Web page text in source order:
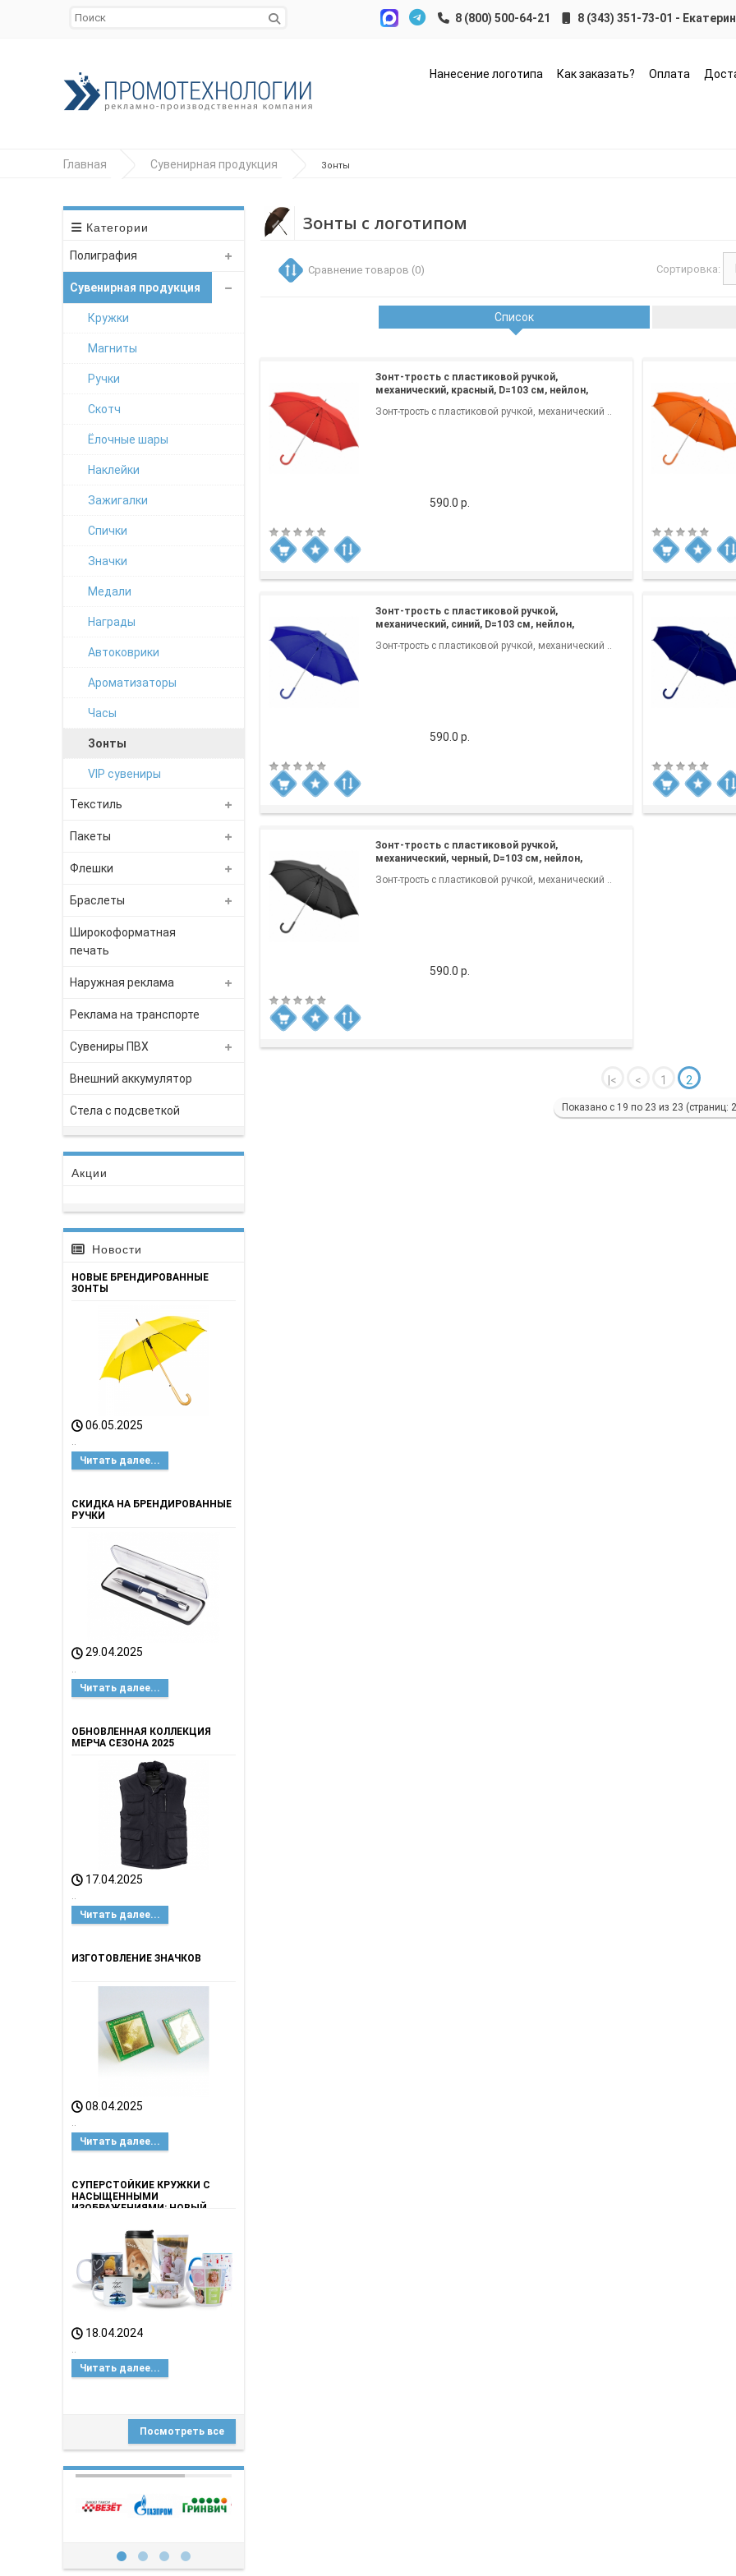
8 (343) 351-73-01 -
Нанесение логотипа Как заказать? Оплата
Главная Сувенирная продукция Зонты
Категории
Полиграфия
Сувенирная продукция
Кружки
Магниты
Ручки
Скотч
Ёлочные шары
Наклейки
Зажигалки
Спички
Значки
Медали
Награды
Автоковрики
Ароматизаторы
Часы
Зонты
VIP сувениры
Текстиль
Пакеты
Флешки
Браслеты
Широкоформатная
печать
Наружная реклама
Реклама на транспорте
Сувениры ПВХ
Внешний аккумулятор
Стела с подсветкой
Акции
Новости
НОВЫЕ БРЕНДИРОВАННЫЕ
ЗОНТЫ
06.05.2025
..
Читать далее...
СКИДКА НА БРЕНДИРОВАННЫЕ
РУЧКИ
29.04.2025
Читать далее...
ОБНОВЛЕННАЯ КОЛЛЕКЦИЯ
МЕРЧА СЕЗОНА 2025
17.04.2025
..
Читать далее...
ИЗГОТОВЛЕНИЕ ЗНАЧКОВ
08.04.2025
..
Читать далее...
СУПЕРСТОЙКИЕ КРУЖКИ С
НАСЫЩЕННЫМИ
ИЗОБРАЖЕНИЯМИ: НОВЫЙ
НАШЕГО РЕКЛАМНОГО
АГЕНСТВА!
18.04.2024
..
Читать далее...
Посмотреть все
Зонты с логотипом
Сравнение товаров (0) Сортировка:
Список
Зонт-трость с пластиковой ручкой,
механический, красный, D=103 см, нейлон,
Зонт-трость с пластиковой ручкой, механический ..
590.0 р.
Зонт-трость с пластиковой ручкой,
механический, синий, D=103 см, нейлон,
Зонт-трость с пластиковой ручкой, механический ..
590.0 р.
Зонт-трость с пластиковой ручкой,
механический, черный, D=103 см, нейлон,
Зонт-трость с пластиковой ручкой, механический ..
590.0 р.
|< < 1 2
Показано с 19 по 23 из 23 (страниц: